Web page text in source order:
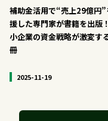
補助金活用で“売上29億円”
援した専門家が書籍を出版
小企業の資金戦略が激変す
冊
2025-11-19